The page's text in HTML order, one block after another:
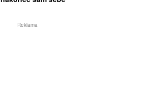
Reklama